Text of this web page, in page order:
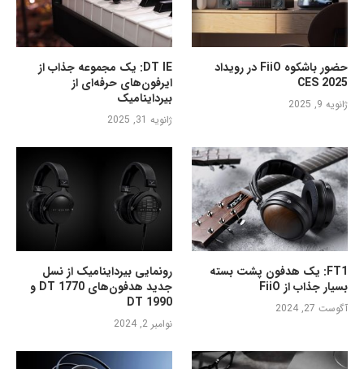
DT IE: یک مجموعه جذاب از
ایرفون‌های حرفه‌ای از
بیرداینامیک
ژانویه 31, 2025
حضور باشکوه FiiO در رویداد
CES 2025
ژانویه 9, 2025
رونمایی بیرداینامیک از نسل
جدید هدفون‌های DT 1770 و
DT 1990
نوامبر 2, 2024
FT1: یک هدفون پشت بسته
بسیار جذاب از FiiO
آگوست 27, 2024